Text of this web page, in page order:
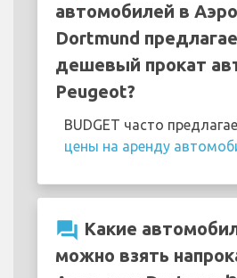
автомобилей в
Dortmund
дешевый прокат
Peugeot?
BUDGET часто
цены на аренду
question_answer Какие
можно взять